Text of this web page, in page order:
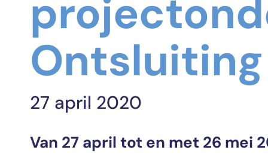
27 april 2020
Van 27 april tot en met 26 mei